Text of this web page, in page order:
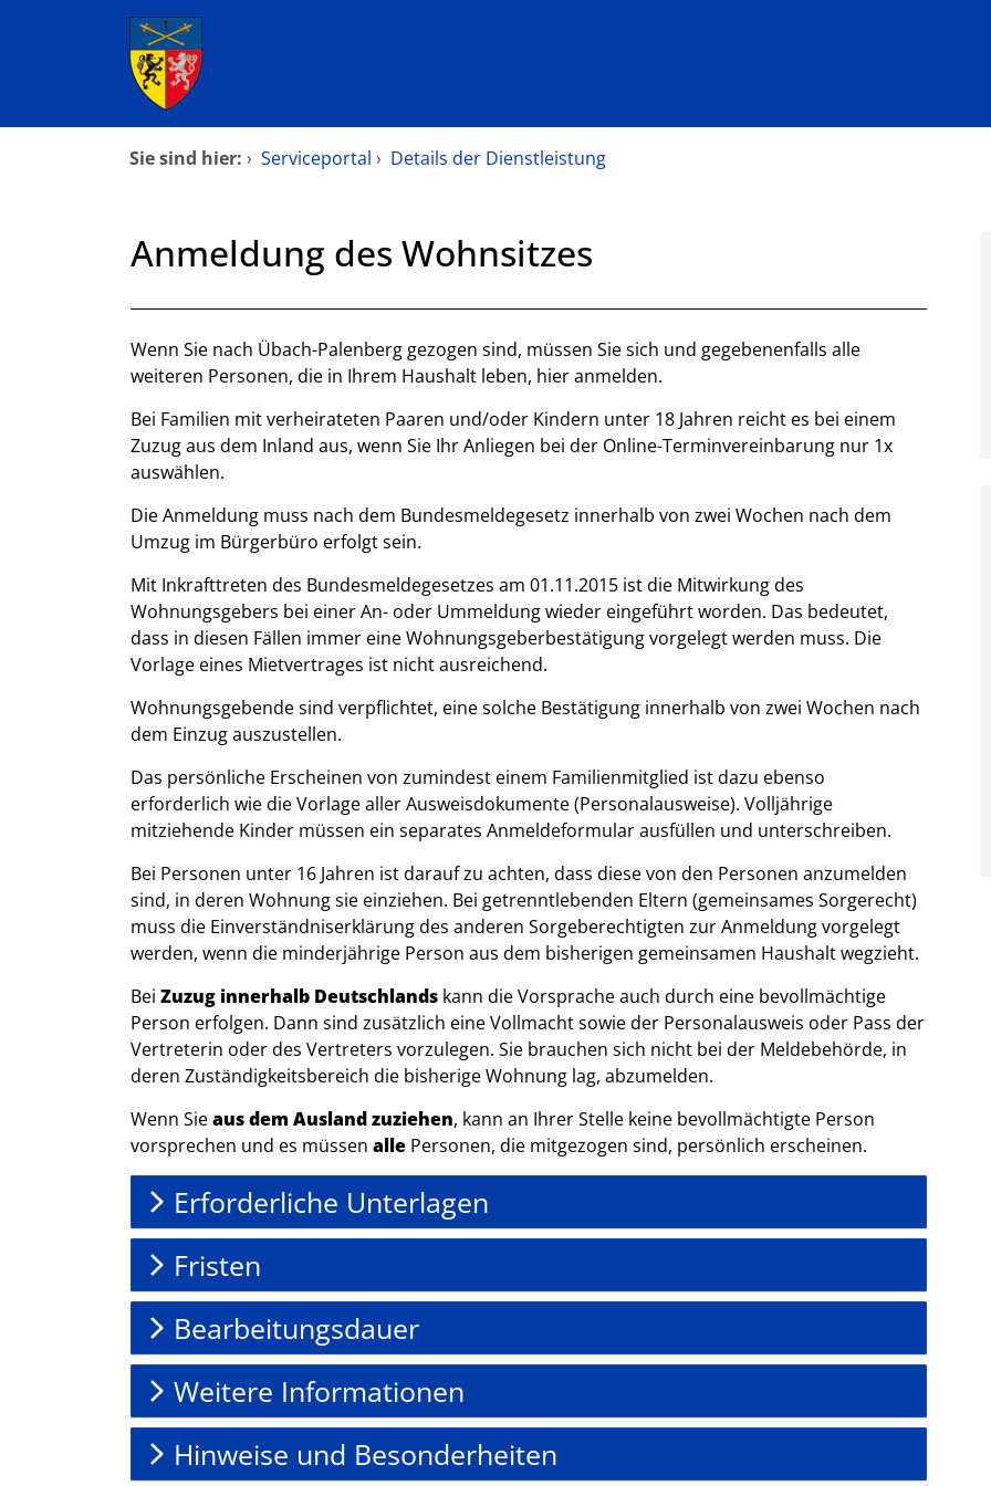
Zum Hauptinhalt springen
Zum Hauptinhalt
Startseite
Mitarbeiterverzeichnis
Kontakt
Sie sind hier: › Serviceportal › Details der Dienstleistung
Anmeldung des Wohnsitzes
Beschreibung
Wenn Sie nach Übach-Palenberg gezogen sind, müssen Sie sich und gegebenenfalls alle
weiteren Personen, die in Ihrem Haushalt leben, hier anmelden.
Bei Familien mit verheirateten Paaren und/oder Kindern unter 18 Jahren reicht es bei einem
Zuzug aus dem Inland aus, wenn Sie Ihr Anliegen bei der Online-Terminvereinbarung nur 1x
auswählen.
Die Anmeldung muss nach dem Bundesmeldegesetz innerhalb von zwei Wochen nach dem
Umzug im Bürgerbüro erfolgt sein.
Mit Inkrafttreten des Bundesmeldegesetzes am 01.11.2015 ist die Mitwirkung des
Wohnungsgebers bei einer An- oder Ummeldung wieder eingeführt worden. Das bedeutet,
dass in diesen Fällen immer eine Wohnungsgeberbestätigung vorgelegt werden muss. Die
Vorlage eines Mietvertrages ist nicht ausreichend.
Wohnungsgebende sind verpflichtet, eine solche Bestätigung innerhalb von zwei Wochen nach
dem Einzug auszustellen.
Das persönliche Erscheinen von zumindest einem Familienmitglied ist dazu ebenso
erforderlich wie die Vorlage aller Ausweisdokumente (Personalausweise). Volljährige
mitziehende Kinder müssen ein separates Anmeldeformular ausfüllen und unterschreiben.
Bei Personen unter 16 Jahren ist darauf zu achten, dass diese von den Personen anzumelden
sind, in deren Wohnung sie einziehen. Bei getrenntlebenden Eltern (gemeinsames Sorgerecht)
muss die Einverständniserklärung des anderen Sorgeberechtigten zur Anmeldung vorgelegt
werden, wenn die minderjährige Person aus dem bisherigen gemeinsamen Haushalt wegzieht.
Bei Zuzug innerhalb Deutschlands kann die Vorsprache auch durch eine bevollmächtige
Person erfolgen. Dann sind zusätzlich eine Vollmacht sowie der Personalausweis oder Pass der
Vertreterin oder des Vertreters vorzulegen. Sie brauchen sich nicht bei der Meldebehörde, in
deren Zuständigkeitsbereich die bisherige Wohnung lag, abzumelden.
Wenn Sieaus dem Ausland zuziehen, kann an Ihrer Stelle keine bevollmächtigte Person
vorsprechen und es müssen alle Personen, die mitgezogen sind, persönlich erscheinen.
Erforderliche Unterlagen
Fristen
Bearbeitungsdauer
Weitere Informationen
Hinweise und Besonderheiten